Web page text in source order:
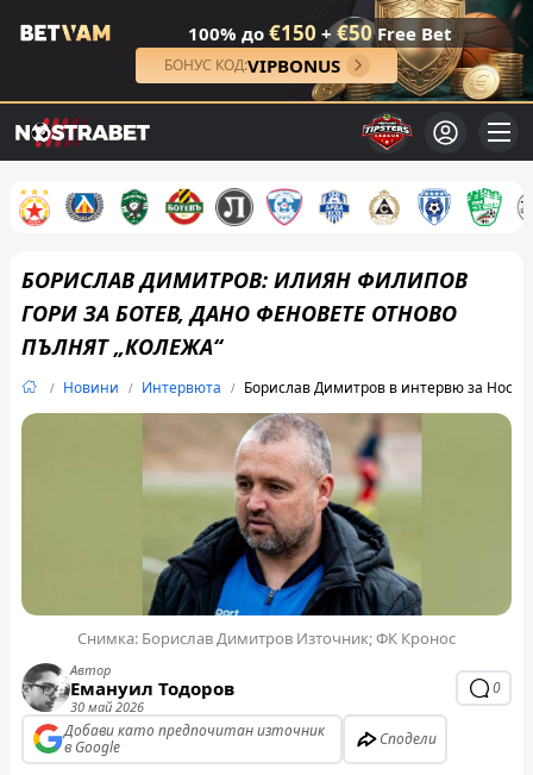
100% до €150 + €50Free Bet
БОНУС КОД:VIPBONUS
БОРИСЛАВ ДИМИТРОВ: ИЛИЯН ФИЛИПОВ
ГОРИ ЗА БОТЕВ, ДАНО ФЕНОВЕТЕ ОТНОВО
ПЪЛНЯТ „КОЛЕЖА“
Новини Интервюта Борислав Димитров в интервю за
Снимка: Борислав Димитров Източник; ФК Кронос
Автор
Емануил Тодоров
30 май 2026
0
Добави като предпочитан източник
в Google
Сподели